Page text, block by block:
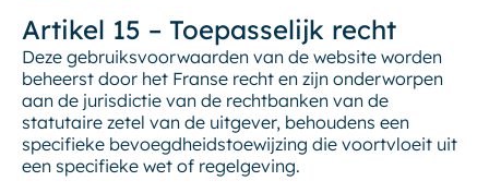
Artikel 15 – Toepasselijk recht
Deze gebruiksvoorwaarden van de website worden
beheerst door het Franse recht en zijn onderworpen
aan de jurisdictie van de rechtbanken van de
statutaire zetel van de uitgever, behoudens een
specifieke bevoegdheidstoewijzing die voortvloeit uit
een specifieke wet of regelgeving.